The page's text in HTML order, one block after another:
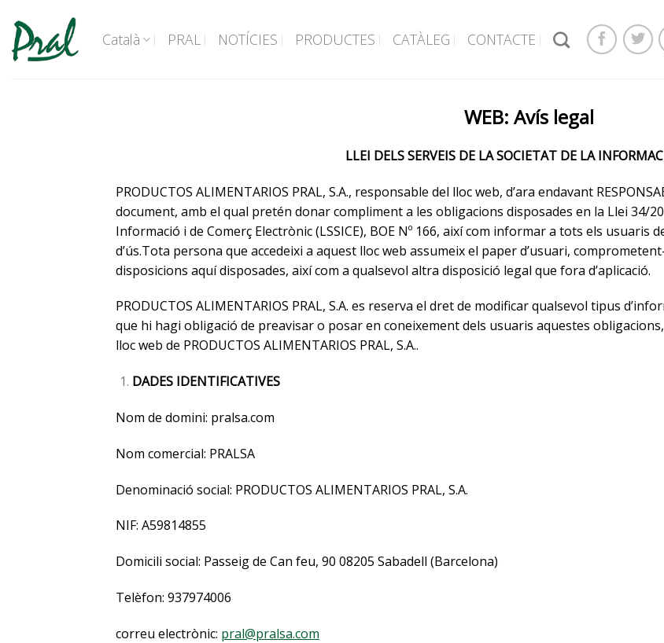
content
Català PRAL NOTÍCIES PRODUCTES CATÀLEG CONTACTE
WEB: Avís legal
LLEI DELS SERVEIS DE LA SOCIETAT DE LA
PRODUCTOS ALIMENTARIOS PRAL, S.A., responsable del lloc web, d’ara endavant
document, amb el qual pretén donar compliment a les obligacions disposades en la Llei 34/
Informació i de Comerç Electrònic (LSSICE), BOE Nº 166, així com informar a tots els usuaris
d’ús.Tota persona que accedeixi a aquest lloc web assumeix el paper d’usuari,
disposicions aquí disposades, així com a qualsevol altra disposició legal que fora d’aplicació.
PRODUCTOS ALIMENTARIOS PRAL, S.A. es reserva el dret de modificar qualsevol tipus
que hi hagi obligació de preavisar o posar en coneixement dels usuaris aquestes
lloc web de PRODUCTOS ALIMENTARIOS PRAL, S.A..
DADES IDENTIFICATIVES
Nom de domini: pralsa.com
Nom comercial: PRALSA
Denominació social: PRODUCTOS ALIMENTARIOS PRAL, S.A.
NIF: A59814855
Domicili social: Passeig de Can feu, 90 08205 Sabadell (Barcelona)
Telèfon: 937974006
correu electrònic: pral@pralsa.com